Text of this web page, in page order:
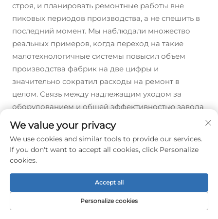
строя, и планировать ремонтные работы вне
пиковых периодов производства, а не спешить в
последний момент. Мы наблюдали множество
реальных примеров, когда переход на такие
малотехнологичные системы повысил объем
производства фабрик на две цифры и
значительно сократил расходы на ремонт в
целом. Связь между надлежащим уходом за
оборудованием и общей эффективностью завода
становится все теснее год за годом.
Предыдущий: Как машина для розлива в стеклянные бутылки обеспечивает безопасную и точную заливку
Выбор идеальной упаковочной машины для вашего продукта
We value your privacy
We use cookies and similar tools to provide our services.
If you don't want to accept all cookies, click Personalize
cookies.
Personalize cookies
Accept all